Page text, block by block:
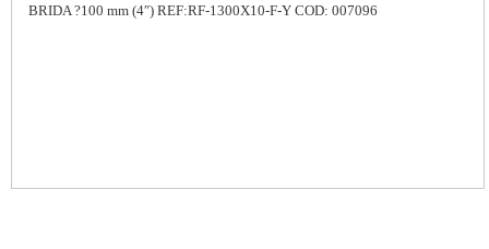
BRIDA ?100 mm (4″) REF:RF-1300X10-F-Y COD: 007096